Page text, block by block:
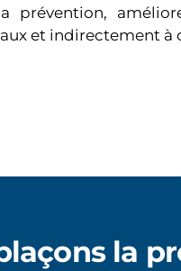
prévention,
et indirectement à
la